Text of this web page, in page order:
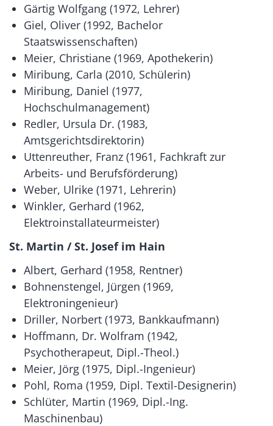
Gärtig Wolfgang (1972, Lehrer)
Giel, Oliver (1992, Bachelor
Staatswissenschaften)
Meier, Christiane (1969, Apothekerin)
Miribung, Carla (2010, Schülerin)
Miribung, Daniel (1977,
Hochschulmanagement)
Redler, Ursula Dr. (1983,
Amtsgerichtsdirektorin)
Uttenreuther, Franz (1961, Fachkraft zur
Arbeits- und Berufsförderung)
Weber, Ulrike (1971, Lehrerin)
Winkler, Gerhard (1962,
Elektroinstallateurmeister)
St. Martin / St. Josef im Hain
Albert, Gerhard (1958, Rentner)
Bohnenstengel, Jürgen (1969,
Elektroningenieur)
Driller, Norbert (1973, Bankkaufmann)
Hoffmann, Dr. Wolfram (1942,
Psychotherapeut, Dipl.-Theol.)
Meier, Jörg (1975, Dipl.-Ingenieur)
Pohl, Roma (1959, Dipl. Textil-Designerin)
Schlüter, Martin (1969, Dipl.-Ing.
Maschinenbau)